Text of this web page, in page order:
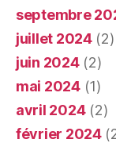
septembre
juillet 2024(2)
juin 2024(2)
mai 2024(1)
avril 2024(2)
février 2024